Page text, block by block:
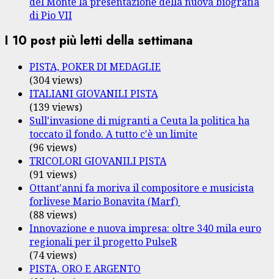
di Pio VII
I 10 post più letti della settimana
PISTA, POKER DI MEDAGLIE
(304 views)
ITALIANI GIOVANILI PISTA
(139 views)
Sull'invasione di migranti a Ceuta la politica ha
toccato il fondo. A tutto c'è un limite
(96 views)
TRICOLORI GIOVANILI PISTA
(91 views)
Ottant'anni fa moriva il compositore e musicista
forlivese Mario Bonavita (Marf)
(88 views)
Innovazione e nuova impresa: oltre 340 mila euro
regionali per il progetto PulseR
(74 views)
PISTA, ORO E ARGENTO